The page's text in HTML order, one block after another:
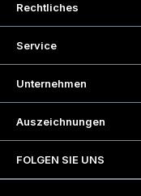
Rechtliches
Service
Unternehmen
Auszeichnungen
FOLGEN SIE UNS